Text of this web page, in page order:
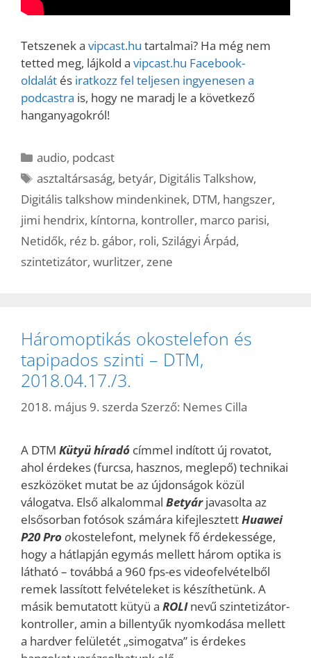
Tetszenek a vipcast.hu tartalmai? Ha még nem
tetted meg, lájkold a vipcast.hu Facebook-
oldalát és iratkozz fel teljesen ingyenesen a
podcastra is, hogy ne maradj le a következő
hanganyagokról!
Kategória
audio, podcast
Címkék
asztaltársaság, betyár, Digitális Talkshow,
Digitális talkshow mindenkinek, DTM, hangszer,
jimi hendrix, kíntorna, kontroller, marco parisi,
Netidők, réz b. gábor, roli, Szilágyi Árpád,
szintetizátor, wurlitzer, zene
Háromoptikás okostelefon és
tapipados szinti – DTM,
2018.04.17./3.
2018. május 9. szerda Szerző: Nemes Cilla
A DTM Kütyü híradó címmel indított új rovatot,
ahol érdekes (furcsa, hasznos, meglepő) technikai
eszközöket mutat be az újdonságok közül
válogatva. Első alkalommal Betyárjavasolta az
elsősorban fotósok számára kifejlesztettHuawei
P20 Prookostelefont, melynek fő érdekessége,
hogy a hátlapján egymás mellett három optika is
látható – továbbá a 960 fps-es videofelvételből
remek lassított felvételeket is készíthetünk. A
másik bemutatott kütyü a ROLInevű szintetizátor-
kontroller, amin a billentyűk nyomkodása mellett
a hardver felületét „simogatva” is érdekes